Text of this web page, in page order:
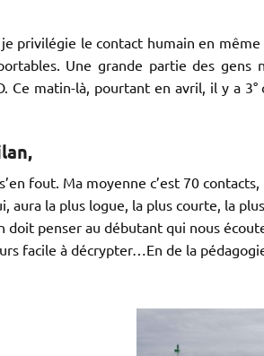
privilégie le contact humain en même
Une grande partie des gens
matin-là, pourtant en avril, il y a 3°
fout. Ma moyenne c’est 70
aura la plus logue, la plus courte, la
penser au débutant qui nous
facile à décrypter…En de la